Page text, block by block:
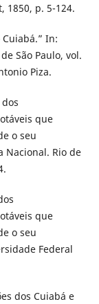
1850, p. 5-124.
Cuiabá.” In:
São Paulo, vol.
Piza.
que
o seu
Nacional. Rio de
que
o seu
Federal
dos Cuiabá e